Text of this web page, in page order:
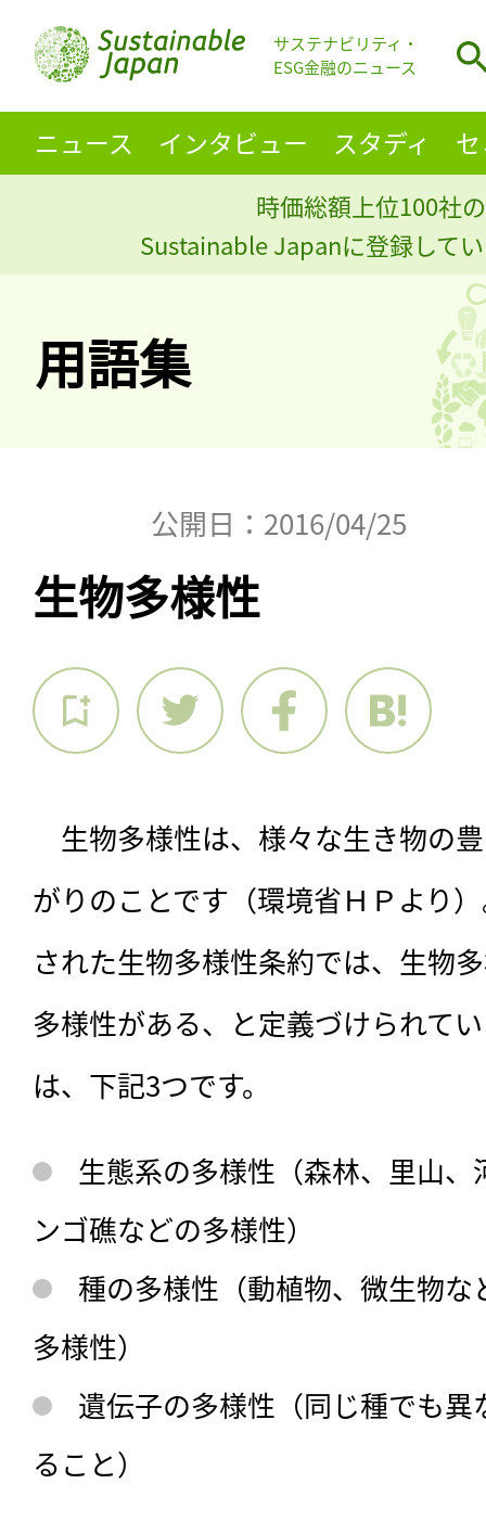
サステナビリティ・
ESG金融のニュース
ニュース インタビュー スタディ
時価総額上位100社
Sustainable Japanに登録して
用語集
公開日：2016/04/25
生物多様性
生物多様性は、様々な生き物の
がりのことです（環境省ＨＰより
された生物多様性条約では、生物
多様性がある、と定義づけられて
は、下記3つです。
生態系の多様性（森林、里山
ンゴ礁などの多様性）
種の多様性（動植物、微生物
多様性）
遺伝子の多様性（同じ種でも
ること）